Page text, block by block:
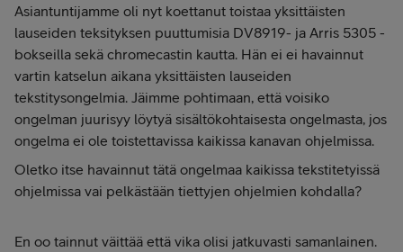
Asiantuntijamme oli nyt koettanut toistaa yksittäisten
lauseiden teksityksen puuttumisia DV8919- ja Arris 5305 -
bokseilla sekä chromecastin kautta. Hän ei ei havainnut
vartin katselun aikana yksittäisten lauseiden
tekstitysongelmia. Jäimme pohtimaan, että voisiko
ongelman juurisyy löytyä sisältökohtaisesta ongelmasta, jos
ongelma ei ole toistettavissa kaikissa kanavan ohjelmissa.
Oletko itse havainnut tätä ongelmaa kaikissa tekstitetyissä
ohjelmissa vai pelkästään tiettyjen ohjelmien kohdalla?
En oo tainnut väittää että vika olisi jatkuvasti samanlainen.